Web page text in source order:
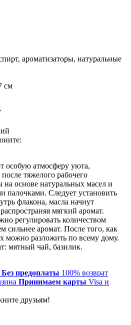
ароматизаторы, натуральные
см
особую атмосферу уюта,
тяжелого рабочего
основе натуральных масел и
палочками. Следует установить
флакона, масла начнут
мягкий аромат.
регулировать количеством
сильнее аромат. После того, как
можно разложить по всему дому.
мятный чай, базилик.
Без предоплаты 100% возврат
Принимаем карты Visa и
друзьям!